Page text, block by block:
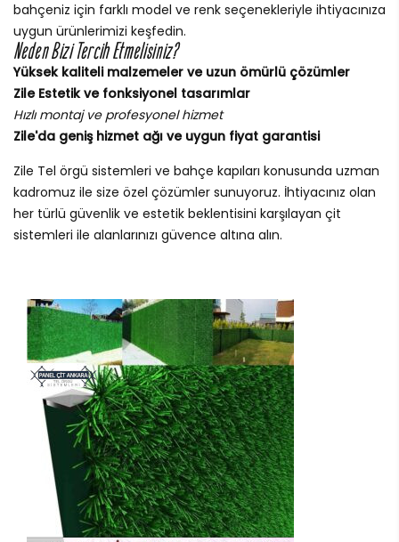
bahçeniz için farklı model ve renk seçenekleriyle ihtiyacınıza
uygun ürünlerimizi keşfedin.
Neden Bizi Tercih Etmelisiniz?
Yüksek kaliteli malzemeler ve uzun ömürlü çözümler
Zile Estetik ve fonksiyonel tasarımlar
Hızlı montaj ve profesyonel hizmet
Zile'da geniş hizmet ağı ve uygun fiyat garantisi
Zile Tel örgü sistemleri ve bahçe kapıları konusunda uzman
kadromuz ile size özel çözümler sunuyoruz. İhtiyacınız olan
her türlü güvenlik ve estetik beklentisini karşılayan çit
sistemleri ile alanlarınızı güvence altına alın.